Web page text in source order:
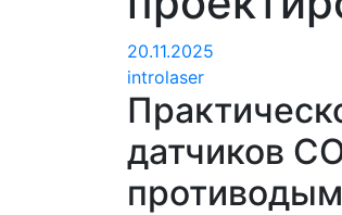
20.11.2025
introlaser
датчиков